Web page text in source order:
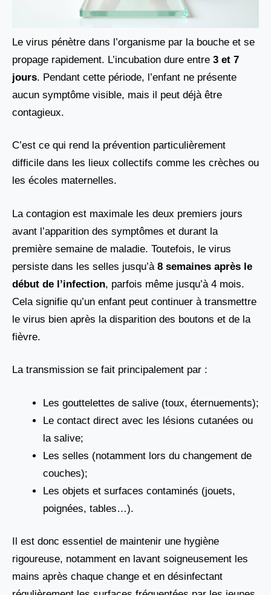
Le virus pénètre dans l’organisme par la bouche et se
propage rapidement. L’incubation dure entre 3 et 7
jours. Pendant cette période, l’enfant ne présente
aucun symptôme visible, mais il peut déjà être
contagieux.
C’est ce qui rend la prévention particulièrement
difficile dans les lieux collectifs comme les crèches ou
les écoles maternelles.
La contagion est maximale les deux premiers jours
avant l’apparition des symptômes et durant la
première semaine de maladie. Toutefois, le virus
persiste dans les selles jusqu’à 8 semaines après le
début de l’infection, parfois même jusqu’à 4 mois.
Cela signifie qu’un enfant peut continuer à transmettre
le virus bien après la disparition des boutons et de la
fièvre.
La transmission se fait principalement par :
Les gouttelettes de salive (toux, éternuements);
Le contact direct avec les lésions cutanées ou
la salive;
Les selles (notamment lors du changement de
couches);
Les objets et surfaces contaminés (jouets,
poignées, tables…).
Il est donc essentiel de maintenir une hygiène
rigoureuse, notamment en lavant soigneusement les
mains après chaque change et en désinfectant